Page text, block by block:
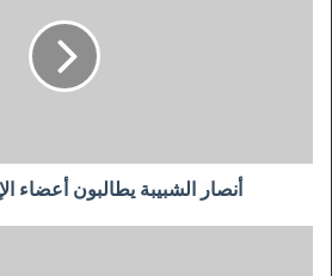
أنصار الشبيبة يطالبون أعضاء